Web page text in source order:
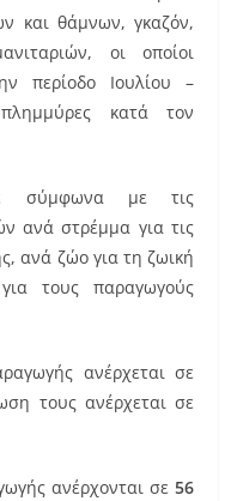
και θάμνων, γκαζόν,
οι οποίοι
περίοδο Ιουλίου –
κατά τον
σύμφωνα με τις
ανά στρέμμα για τις
ανά ζώο για τη ζωική
τους παραγωγούς
ανέρχεται σε
τους ανέρχεται σε
ανέρχονται σε 56